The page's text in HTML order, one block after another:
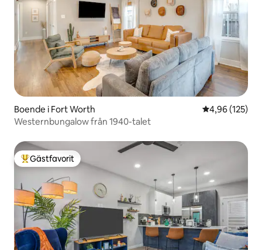
Boende i Fort Worth 4,96 av 5 i
4,96 (125)
Westernbungalow från 1940-talet
Populär gästfavorit
Gästfavorit